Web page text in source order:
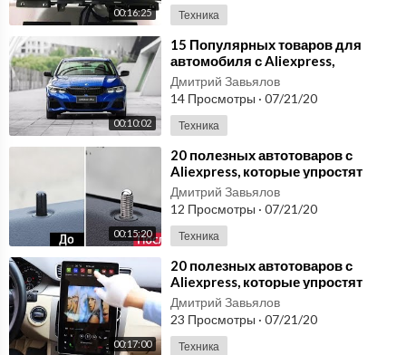
00:16:25 Техника
00:10:02
⁣15 Популярных товаров для
автомобиля с Aliexpress,
подборка лучших автотоваров #1
Дмитрий Завьялов
14 Просмотры · 07/21/20
Техника
00:15:20
⁣20 полезных автотоваров с
Aliexpress, которые упростят
жизнь любому автовладельцу
№42
Дмитрий Завьялов
12 Просмотры · 07/21/20
Техника
00:17:00
⁣20 полезных автотоваров с
Aliexpress, которые упростят
жизнь любому автовладельцу
№41
Дмитрий Завьялов
23 Просмотры · 07/21/20
Техника